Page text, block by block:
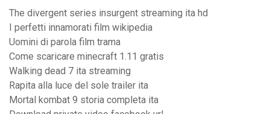
The divergent series insurgent streaming ita hd
I perfetti innamorati film wikipedia
Uomini di parola film trama
Come scaricare minecraft 1.11 gratis
Walking dead 7 ita streaming
Rapita alla luce del sole trailer ita
Mortal kombat 9 storia completa ita